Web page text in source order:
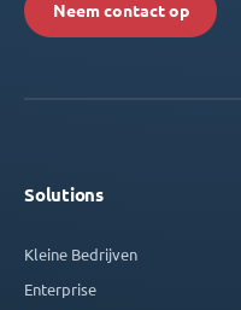
Neem contact op
Solutions
Kleine Bedrijven
Enterprise